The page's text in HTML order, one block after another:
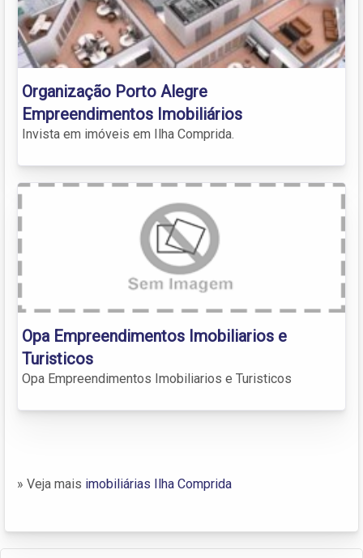
Organização Porto Alegre
Empreendimentos Imobiliários
Invista em imóveis em Ilha Comprida.
Opa Empreendimentos Imobiliarios e
Turisticos
Opa Empreendimentos Imobiliarios e Turisticos
» Veja mais imobiliárias Ilha Comprida